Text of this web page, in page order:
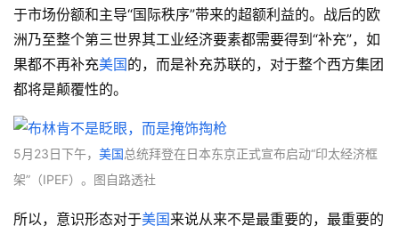
于市场份额和主导“国际秩序”带来的超额利益的。战后的欧
洲乃至整个第三世界其工业经济要素都需要得到“补充”，如
果都不再补充美国的，而是补充苏联的，对于整个西方集团
都将是颠覆性的。
5月23日下午， 美国总统拜登在日本东京正式宣布启动“印太经济框
架”（IPEF）。图自路透社
所以，意识形态对于美国来说从来不是最重要的，最重要的